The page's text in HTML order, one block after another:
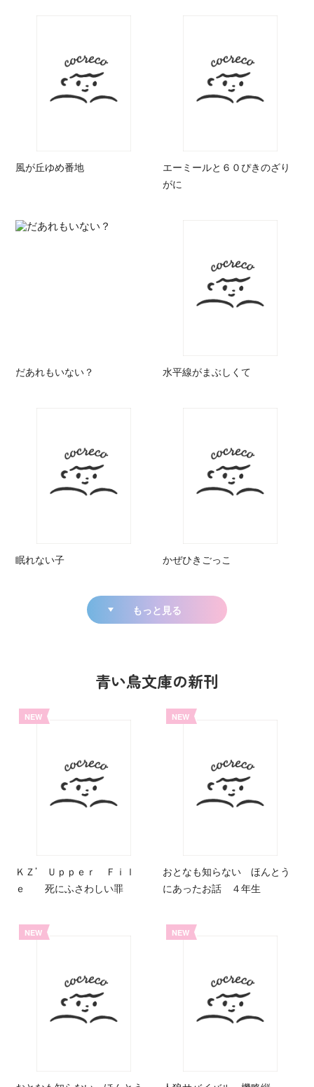
風が丘ゆめ番地
エーミールと６０ぴきのざり
がに
だあれもいない？ 水平線がまぶしくて
眠れない子 かぜひきごっこ
もっと見る
青い鳥文庫の新刊
NEW
ＫＺ’ Ｕｐｐｅｒ Ｆｉｌ
ｅ 死にふさわしい罪
NEW
おとなも知らない ほんとう
にあったお話 ４年生
NEW NEW